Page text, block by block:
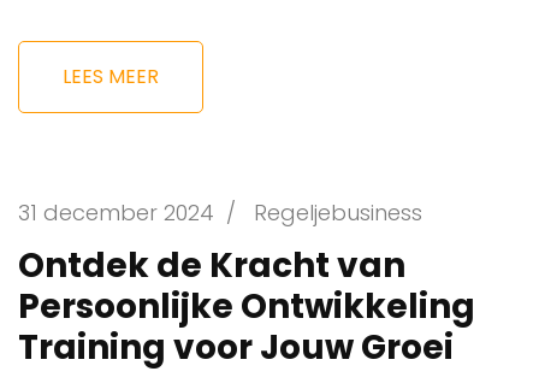
LEES MEER
31 december 2024 / Regeljebusiness
Ontdek de Kracht van
Persoonlijke Ontwikkeling
Training voor Jouw Groei